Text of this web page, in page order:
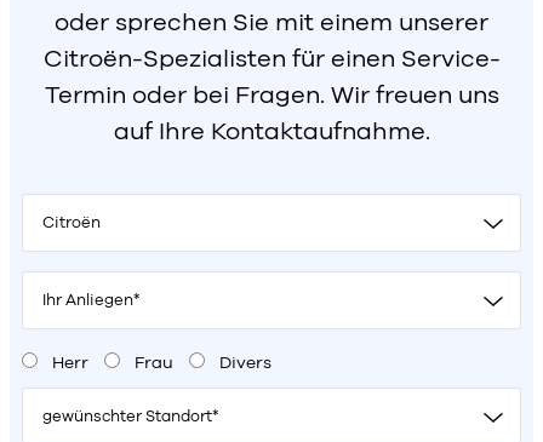
oder sprechen Sie mit einem unserer
Citroën-Spezialisten für einen Service-
Termin oder bei Fragen. Wir freuen uns
auf Ihre Kontaktaufnahme.
Citroën
Ihr Anliegen*
Herr Frau Divers
gewünschter Standort*